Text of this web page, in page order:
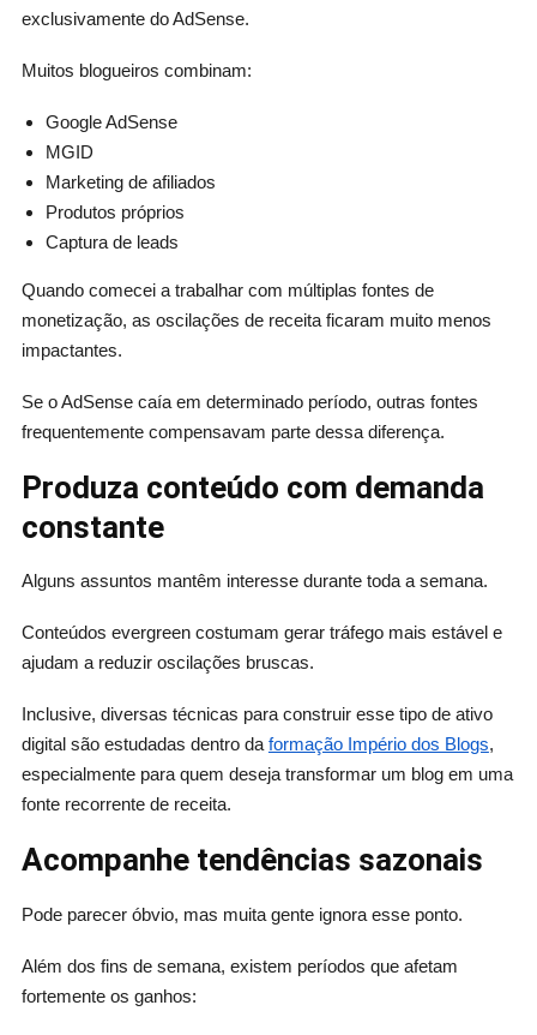
exclusivamente do AdSense.
Muitos blogueiros combinam:
Google AdSense
MGID
Marketing de afiliados
Produtos próprios
Captura de leads
Quando comecei a trabalhar com múltiplas fontes de
monetização, as oscilações de receita ficaram muito menos
impactantes.
Se o AdSense caía em determinado período, outras fontes
frequentemente compensavam parte dessa diferença.
Produza conteúdo com demanda
constante
Alguns assuntos mantêm interesse durante toda a semana.
Conteúdos evergreen costumam gerar tráfego mais estável e
ajudam a reduzir oscilações bruscas.
Inclusive, diversas técnicas para construir esse tipo de ativo
digital são estudadas dentro da formação Império dos Blogs,
especialmente para quem deseja transformar um blog em uma
fonte recorrente de receita.
Acompanhe tendências sazonais
Pode parecer óbvio, mas muita gente ignora esse ponto.
Além dos fins de semana, existem períodos que afetam
fortemente os ganhos: